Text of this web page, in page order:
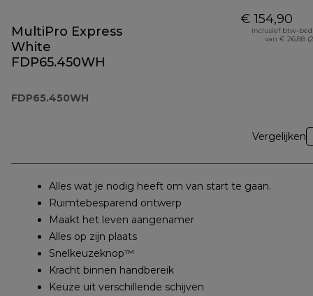
MultiPro Express
White
FDP65.450WH
FDP65.450WH
€ 154,90
Inclusief btw-
van € 26,88
Vergelijken
Alles wat je nodig heeft om van start te gaan.
Ruimtebesparend ontwerp
Maakt het leven aangenamer
Alles op zijn plaats
Snelkeuzeknop™
Kracht binnen handbereik
Keuze uit verschillende schijven